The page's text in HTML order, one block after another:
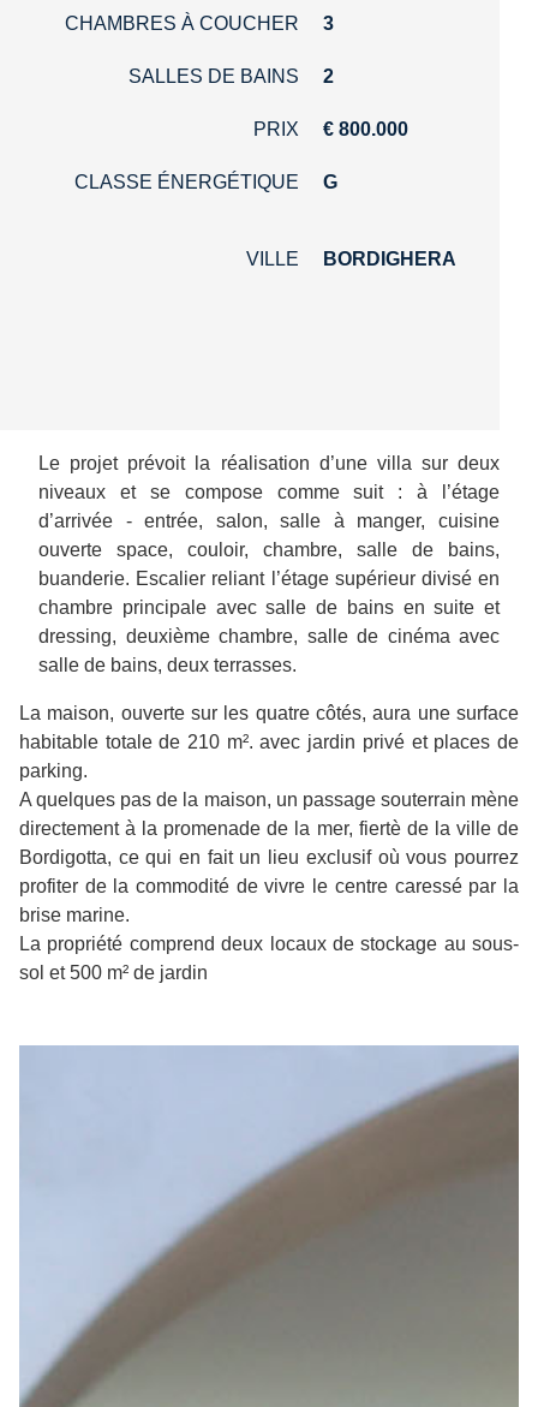
CHAMBRES À COUCHER 3
SALLES DE BAINS 2
PRIX € 800.000
CLASSE ÉNERGÉTIQUE G
VILLE BORDIGHERA
Le projet prévoit la réalisation d’une villa sur deux
niveaux et se compose comme suit : à l’étage
d’arrivée - entrée, salon, salle à manger, cuisine
ouverte space, couloir, chambre, salle de bains,
buanderie. Escalier reliant l’étage supérieur divisé en
chambre principale avec salle de bains en suite et
dressing, deuxième chambre, salle de cinéma avec
salle de bains, deux terrasses.
La maison, ouverte sur les quatre côtés, aura une surface
habitable totale de 210 m². avec jardin privé et places de
parking.
A quelques pas de la maison, un passage souterrain mène
directement à la promenade de la mer, fiertè de la ville de
Bordigotta, ce qui en fait un lieu exclusif où vous pourrez
profiter de la commodité de vivre le centre caressé par la
brise marine.
La propriété comprend deux locaux de stockage au sous-
sol et 500 m² de jardin